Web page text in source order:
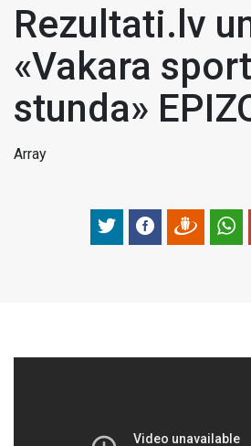
Rezultati.lv
«Vakara
stunda»
Array